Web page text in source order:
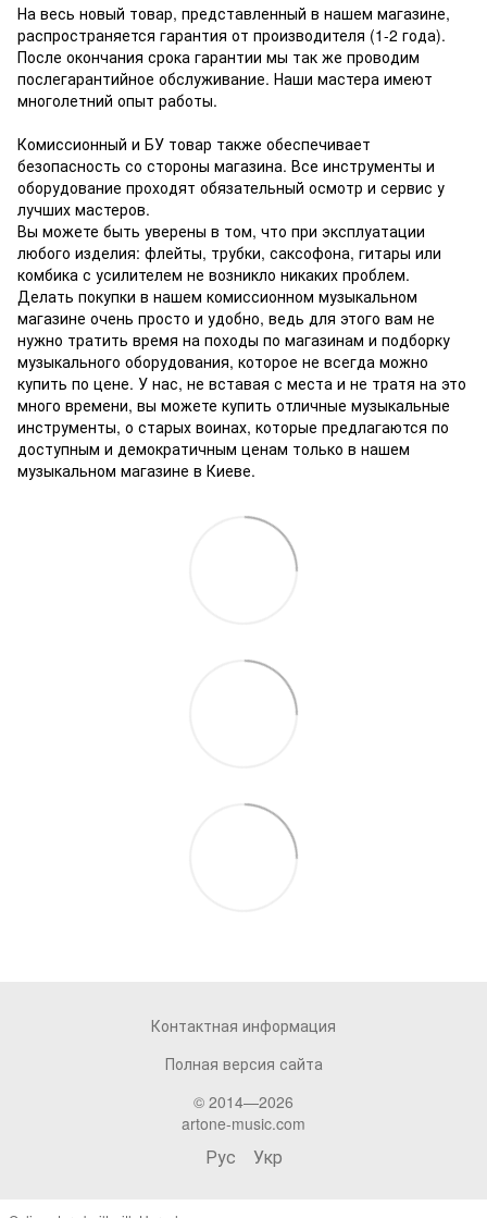
На весь новый товар, представленный в нашем магазине,
распространяется гарантия от производителя (1-2 года).
После окончания срока гарантии мы так же проводим
послегарантийное обслуживание. Наши мастера имеют
многолетний опыт работы.
Комиссионный и БУ товар также обеспечивает
безопасность со стороны магазина. Все инструменты и
оборудование проходят обязательный осмотр и сервис у
лучших мастеров.
Вы можете быть уверены в том, что при эксплуатации
любого изделия: флейты, трубки, саксофона, гитары или
комбика с усилителем не возникло никаких проблем.
Делать покупки в нашем комиссионном музыкальном
магазине очень просто и удобно, ведь для этого вам не
нужно тратить время на походы по магазинам и подборку
музыкального оборудования, которое не всегда можно
купить по цене. У нас, не вставая с места и не тратя на это
много времени, вы можете купить отличные музыкальные
инструменты, о старых воинах, которые предлагаются по
доступным и демократичным ценам только в нашем
музыкальном магазине в Киеве.
Контактная информация
Полная версия сайта
© 2014—2026
artone-music.com
Рус Укр